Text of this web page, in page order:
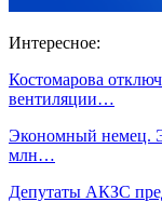
Интересное:
Костомарова
вентиляции…
Экономный немец.
млн…
Депутаты АКЗС